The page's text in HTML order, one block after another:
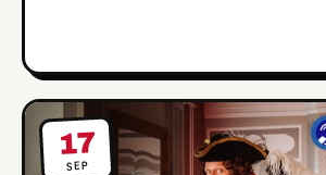
17
SEP